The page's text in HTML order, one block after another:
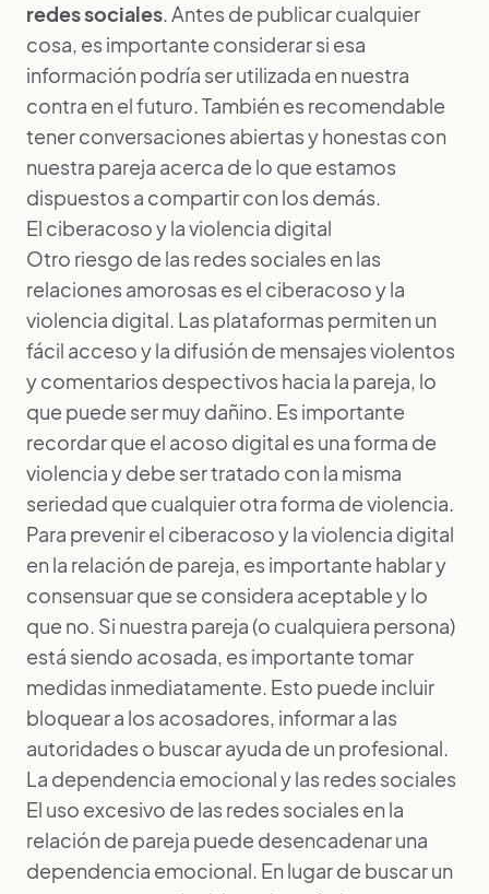
redes sociales. Antes de publicar cualquier
cosa, es importante considerar si esa
información podría ser utilizada en nuestra
contra en el futuro. También es recomendable
tener conversaciones abiertas y honestas con
nuestra pareja acerca de lo que estamos
dispuestos a compartir con los demás.
El ciberacoso y la violencia digital
Otro riesgo de las redes sociales en las
relaciones amorosas es el ciberacoso y la
violencia digital. Las plataformas permiten un
fácil acceso y la difusión de mensajes violentos
y comentarios despectivos hacia la pareja, lo
que puede ser muy dañino. Es importante
recordar que el acoso digital es una forma de
violencia y debe ser tratado con la misma
seriedad que cualquier otra forma de violencia.
Para prevenir el ciberacoso y la violencia digital
en la relación de pareja, es importante hablar y
consensuar que se considera aceptable y lo
que no. Si nuestra pareja (o cualquiera persona)
está siendo acosada, es importante tomar
medidas inmediatamente. Esto puede incluir
bloquear a los acosadores, informar a las
autoridades o buscar ayuda de un profesional.
La dependencia emocional y las redes sociales
El uso excesivo de las redes sociales en la
relación de pareja puede desencadenaruna
dependencia emocional. En lugar de buscar un